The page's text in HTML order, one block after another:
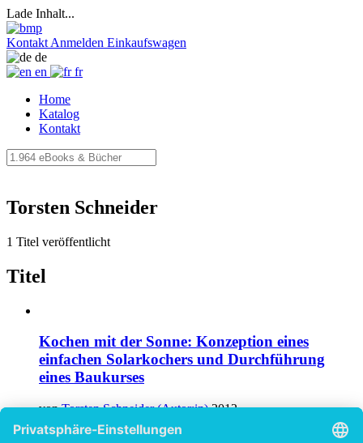
Lade Inhalt...
Kontakt Anmelden Einkaufswagen
de
en
fr
Home
Katalog
Kontakt
Torsten Schneider
1 Titel veröffentlicht
Titel
Kochen mit der Sonne: Konzeption eines
einfachen Solarkochers und Durchführung
eines Baukurses
vonTorsten Schneider (Autor:in) 2012
©2010 Bachelorarbeit